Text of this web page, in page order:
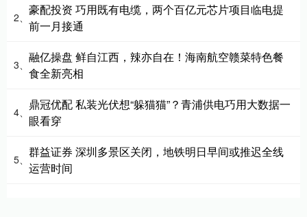
2、
豪配投资 巧用既有电缆，两个百亿元芯片项目临电提
前一月接通
3、
融亿操盘 鲜自江西，辣亦自在！海南航空赣菜特色餐
食全新亮相
4、
鼎冠优配 私装光伏想“躲猫猫”？青浦供电巧用大数据一
眼看穿
5、
群益证券 深圳多景区关闭，地铁明日早间或推迟全线
运营时间